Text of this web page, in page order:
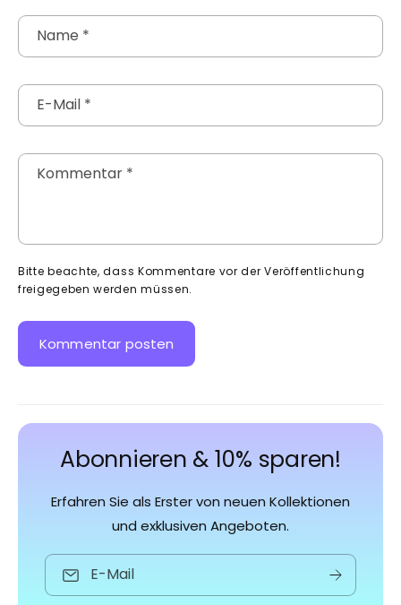
Name *
E-Mail *
Kommentar *
Bitte beachte, dass Kommentare vor der Veröffentlichung
freigegeben werden müssen.
Abonnieren & 10% sparen!
Erfahren Sie als Erster von neuen Kollektionen
und exklusiven Angeboten.
E-Mail